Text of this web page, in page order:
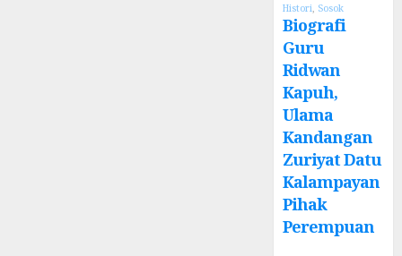
Histori, Sosok
Biografi
Guru
Ridwan
Kapuh,
Ulama
Kandangan
Zuriyat Datu
Kalampayan
Pihak
Perempuan